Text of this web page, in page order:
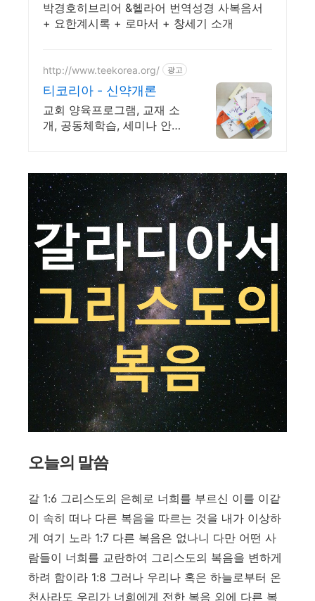
박경호히브리어 &헬라어 번역성경 사복음서
+ 요한계시록 + 로마서 + 창세기 소개
http://www.teekorea.org/ 광고
티코리아 - 신약개론
교회 양육프로그램, 교재 소
개, 공동체학습, 세미나 안내,
오늘의 말씀
갈 1:6 그리스도의 은혜로 너희를 부르신 이를 이같
이 속히 떠나 다른 복음을 따르는 것을 내가 이상하
게 여기 노라 1:7 다른 복음은 없나니 다만 어떤 사
람들이 너희를 교란하여 그리스도의 복음을 변하게
하려 함이라 1:8 그러나 우리나 혹은 하늘로부터 온
천사라도 우리가 너희에게 전한 복음 외에 다른 복